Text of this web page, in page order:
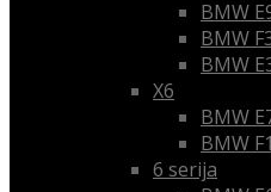
BMW
BMW
BMW
X6
BMW
BMW
6 serija